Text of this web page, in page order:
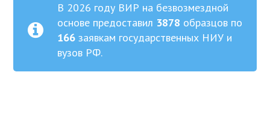
В 2026 году ВИР на безвозмездной
основе предоставил 3878 образцов по
166 заявкам государственных НИУ и
вузов РФ.